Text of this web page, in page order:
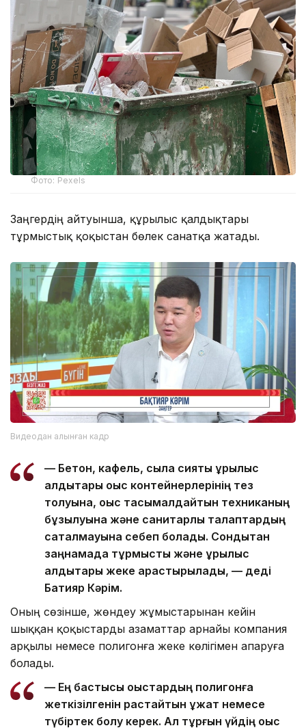
Фото: Pexels
Заңгердің айтуынша, құрылыс қалдықтары
тұрмыстық қоқыстан бөлек санатқа жатады.
Видеодан алынған кадр
— Бетон, кафель, сылақ сияқты құрылыс
қалдықтары қоқыс контейнерлерінің тез
толуына, қоқыс тасымалдайтын техниканың
бұзылуына және санитарлық талаптардың
сақталмауына себеп болады. Сондықтан
заңнамада тұрмыстық және құрылыс
қалдықтары жеке қарастырылады, — деді
Бақтияр Кәрім.
Оның сөзінше, жөндеу жұмыстарынан кейін
шыққан қоқыстарды азаматтар арнайы компания
арқылы немесе полигонға жеке көлігімен апаруға
болады.
— Ең бастысы қоқыстардың полигонға
жеткізілгенін растайтын құжат немесе
түбіртек болу керек. Ал тұрғын үйдің қоқыс